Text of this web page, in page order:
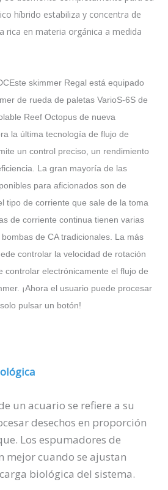
híbrido estabiliza y concentra de
rica en materia orgánica a medida
skimmer Regal está equipado
de rueda de paletas VarioS-6S de
Reef Octopus de nueva
la última tecnología de flujo de
un control preciso, un rendimiento
La gran mayoría de las
para aficionados son de
tipo de corriente que sale de la toma
de corriente continua tienen varias
de CA tradicionales. La más
controlar la velocidad de rotación
controlar electrónicamente el flujo de
¡Ahora el usuario puede procesar
pulsar un botón!
un acuario se refiere a su
desechos en proporción
Los espumadores de
mejor cuando se ajustan
biológica del sistema.